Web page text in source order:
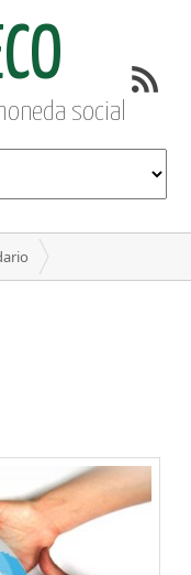
social